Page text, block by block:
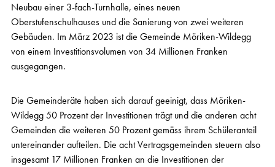
Neubau einer 3-fach-Turnhalle, eines neuen
Oberstufenschulhauses und die Sanierung von zwei weiteren
Gebäuden. Im März 2023 ist die Gemeinde Möriken-Wildegg
von einem Investitionsvolumen von 34 Millionen Franken
ausgegangen.
Die Gemeinderäte haben sich darauf geeinigt, dass Möriken-
Wildegg 50 Prozent der Investitionen trägt und die anderen acht
Gemeinden die weiteren 50 Prozent gemäss ihrem Schüleranteil
untereinander aufteilen. Die acht Vertragsgemeinden steuern also
insgesamt 17 Millionen Franken an die Investitionen der